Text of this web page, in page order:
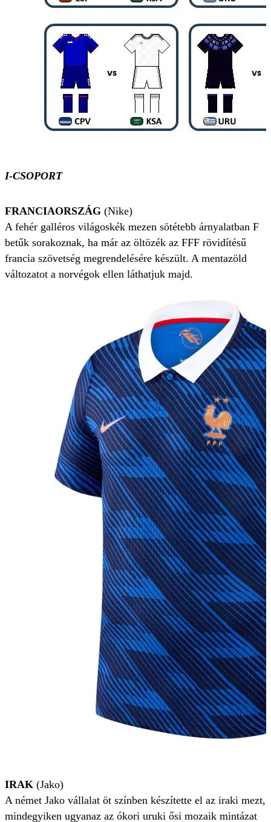
I-CSOPORT
FRANCIAORSZÁG (Nike)
A fehér galléros világoskék mezen sötétebb árnyalatban F
betűk sorakoznak, ha már az öltözék az FFF rövidítésű
francia szövetség megrendelésére készült. A mentazöld
változatot a norvégok ellen láthatjuk majd.
IRAK (Jako)
A német Jako vállalat öt színben készítette el az iraki mezt,
mindegyiken ugyanaz az ókori uruki ősi mozaik mintázat